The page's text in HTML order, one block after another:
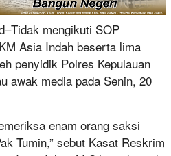
mengikuti SOP
Asia Indah beserta lima
penyidik Polres Kepulauan
awak media pada Senin, 20
enam orang saksi
Tumin,” sebut Kasat Reskrim